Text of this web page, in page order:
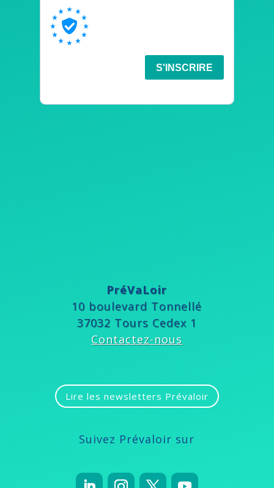
PréVaLoir
10 boulevard Tonnellé
37032 Tours Cedex 1
Contactez-nous
Lire les newsletters Prévaloir
Suivez Prévaloir sur